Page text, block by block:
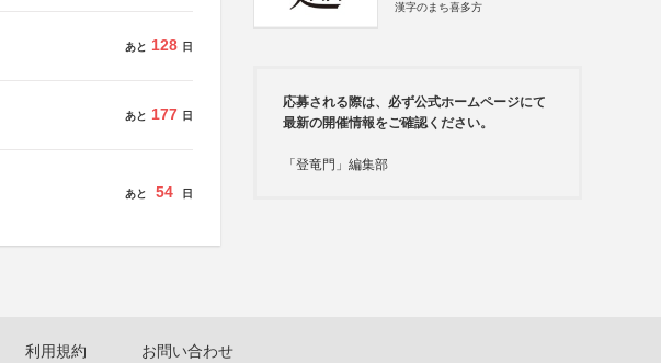
あと 128 日
あと 177 日
あと 54 日
漢字のまち喜多方
応募される際は、必ず公式ホームページにて
最新の開催情報をご確認ください。
「登竜門」編集部
利用規約 お問い合わせ